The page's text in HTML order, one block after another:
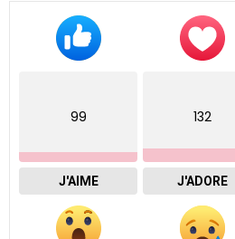
99
J'AIME
132
J'ADORE